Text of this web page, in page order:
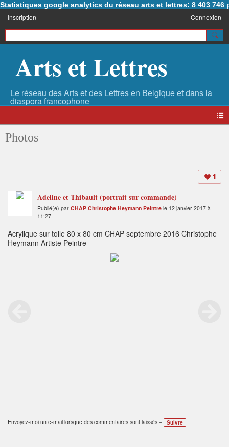
Statistiques google analytics du réseau arts et lettres: 8 403 746
Inscription Connexion
Arts et Lettres
Photos
1
Adeline et Thibault (portrait sur commande)
Publié(e) par CHAP Christophe Heymann Peintre le 12 janvier 2017 à
11:27
Acrylique sur toile 80 x 80 cm CHAP septembre 2016 Christophe
Heymann Artiste Peintre
Envoyez-moi un e-mail lorsque des commentaires sont laissés – Suivre